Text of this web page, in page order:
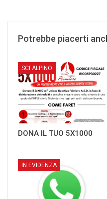
Potrebbe piacerti
SCI ALPINO
DONA IL TUO 5X1000
IN EVIDENZA